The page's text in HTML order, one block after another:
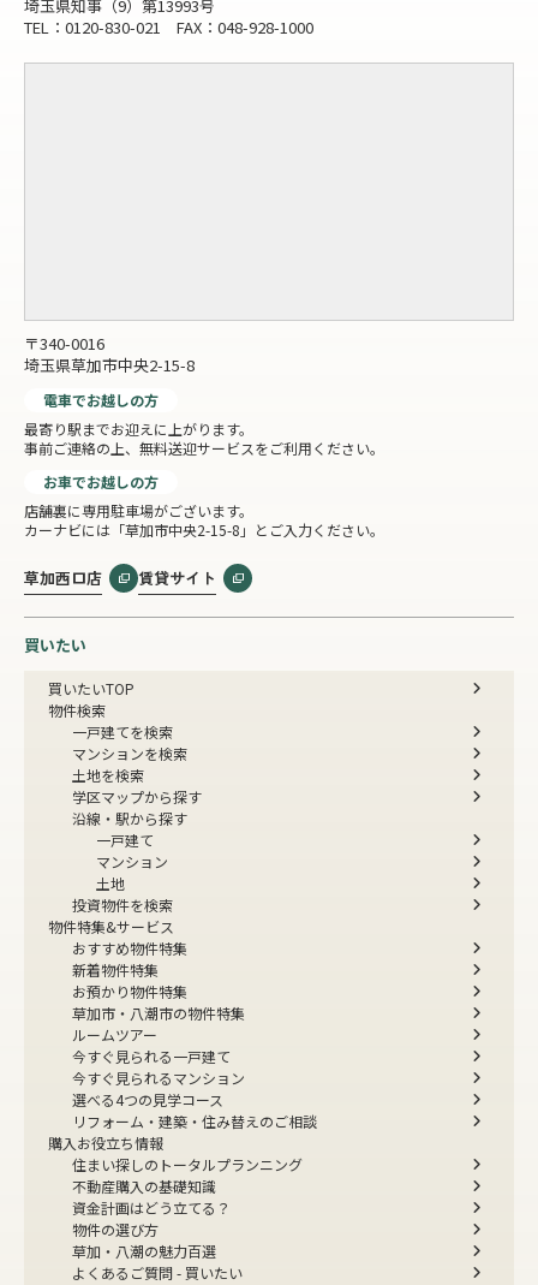
埼玉県知事（9）第13993号
TEL：0120-830-021 FAX：048-928-1000
〒340-0016
埼玉県草加市中央2-15-8
電車でお越しの方
最寄り駅までお迎えに上がります。
事前ご連絡の上、無料送迎サービスをご利用ください。
お車でお越しの方
店舗裏に専用駐車場がございます。
カーナビには「草加市中央2-15-8」とご入力ください。
草加西口店 賃貸サイト
買いたい
買いたいTOP
物件検索
一戸建てを検索
マンションを検索
土地を検索
学区マップから探す
沿線・駅から探す
一戸建て
マンション
土地
投資物件を検索
物件特集&サービス
おすすめ物件特集
新着物件特集
お預かり物件特集
草加市・八潮市の物件特集
ルームツアー
今すぐ見られる一戸建て
今すぐ見られるマンション
選べる4つの見学コース
リフォーム・建築・住み替えのご相談
購入お役立ち情報
住まい探しのトータルプランニング
不動産購入の基礎知識
資金計画はどう立てる？
物件の選び方
草加・八潮の魅力百選
よくあるご質問 - 買いたい